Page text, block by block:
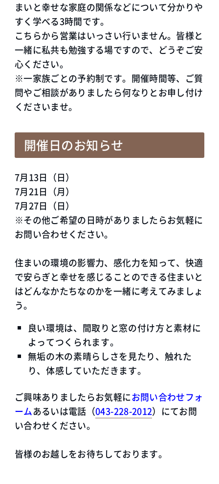
まいと幸せな家庭の関係などについて分かりや
すく学べる3時間です。
こちらから営業はいっさい行いません。皆様と
一緒に私共も勉強する場ですので、どうぞご安
心ください。
※一家族ごとの予約制です。開催時間等、ご質
問やご相談がありましたら何なりとお申し付け
くださいませ。
開催日のお知らせ
7月13日（日）
7月21日（月）
7月27日（日）
※その他ご希望の日時がありましたらお気軽に
お問い合わせください。
住まいの環境の影響力、感化力を知って、快適
で安らぎと幸せを感じることのできる住まいと
はどんなかたちなのかを一緒に考えてみましょ
う。
良い環境は、間取りと窓の付け方と素材に
よってつくられます。
無垢の木の素晴らしさを見たり、触れた
り、体感していただきます。
ご興味ありましたらお気軽にお問い合わせフォ
ームあるいは電話（043-228-2012）にてお問
い合わせください。
皆様のお越しをお待ちしております。